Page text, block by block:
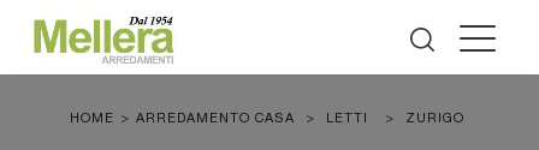
HOME > ARREDAMENTO CASA > LETTI > ZURIGO